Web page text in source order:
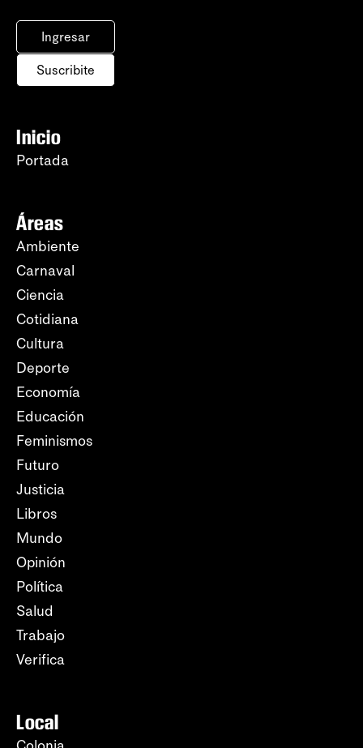
Ingresar
Suscribite
Inicio
Portada
Áreas
Ambiente
Carnaval
Ciencia
Cotidiana
Cultura
Deporte
Economía
Educación
Feminismos
Futuro
Justicia
Libros
Mundo
Opinión
Política
Salud
Trabajo
Verifica
Local